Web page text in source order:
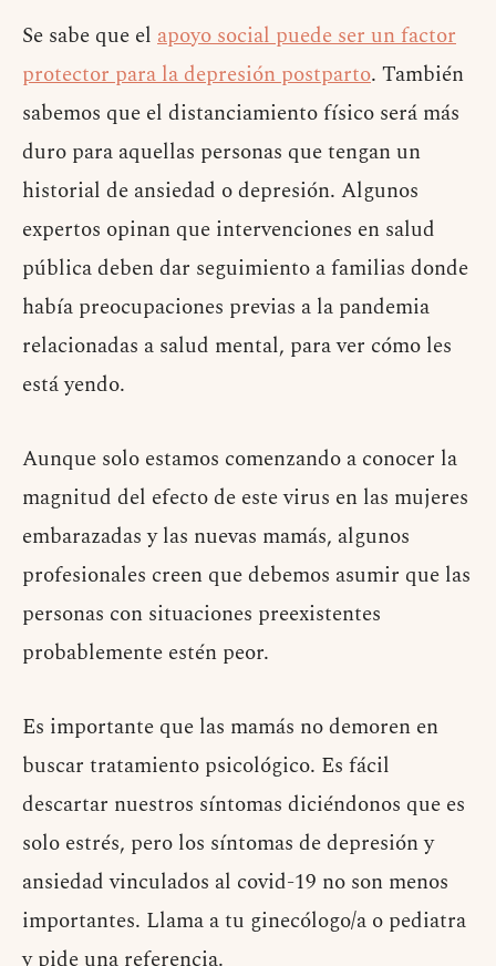
Se sabe que el apoyo social puede ser un factor
protector para la depresión postparto. También
sabemos que el distanciamiento físico será más
duro para aquellas personas que tengan un
historial de ansiedad o depresión. Algunos
expertos opinan que intervenciones en salud
pública deben dar seguimiento a familias donde
había preocupaciones previas a la pandemia
relacionadas a salud mental, para ver cómo les
está yendo.
Aunque solo estamos comenzando a conocer la
magnitud del efecto de este virus en las mujeres
embarazadas y las nuevas mamás, algunos
profesionales creen que debemos asumir que las
personas con situaciones preexistentes
probablemente estén peor.
Es importante que las mamás no demoren en
buscar tratamiento psicológico. Es fácil
descartar nuestros síntomas diciéndonos que es
solo estrés, pero los síntomas de depresión y
ansiedad vinculados al covid-19 no son menos
importantes. Llama a tu ginecólogo/a o pediatra